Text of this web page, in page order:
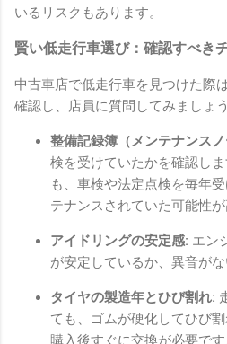
いるリスクもあります。
賢い低走行車選び：確認すべき
中古車店で低走行車を見つけた際
確認し、店員に質問してみましょう
整備記録簿（メンテナンス
検を受けていたかを確認し
も、車検や法定点検を毎年
テナンスされていた可能性が
アイドリングの安定感: エン
が安定しているか、異音が
タイヤの製造年とひび割れ:
ても、ゴムが硬化してひび
購入後すぐに交換が必要です